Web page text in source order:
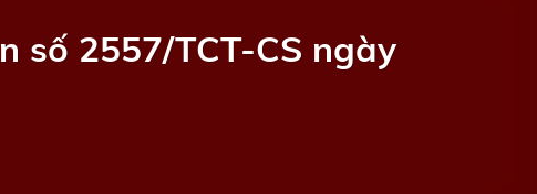
số 2557/TCT-CS ngày